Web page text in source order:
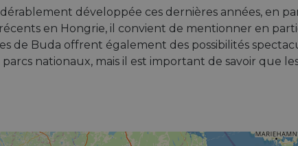
développée ces dernières années, en
en Hongrie, il convient de mentionner en
de Buda offrent également des possibilités
nationaux, mais il est important de savoir que